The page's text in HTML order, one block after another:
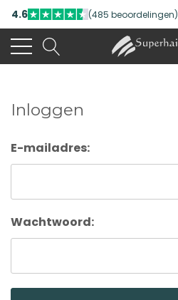
4.6 (485 beoordelingen)
Inloggen
E-mailadres:
Wachtwoord: